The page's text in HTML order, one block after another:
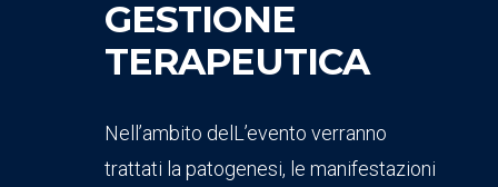
GESTIONE
TERAPEUTICA
Nell’ambito delL’evento verranno
trattati la patogenesi, le manifestazioni